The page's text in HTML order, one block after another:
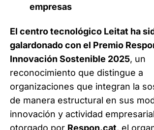
empresas
El centro tecnológico Leitat ha
galardonado con el Premio
Innovación Sostenible 2025, un
reconocimiento que distingue a
organizaciones que integran la
de manera estructural en sus
innovación y actividad
otorgado por Respon.cat, el